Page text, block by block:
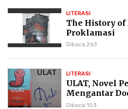
LITERASI
The History of
Proklamasi
Dibaca 263
LITERASI
ULAT, Novel
Mengantar
Puncak Karier
Dibaca 153